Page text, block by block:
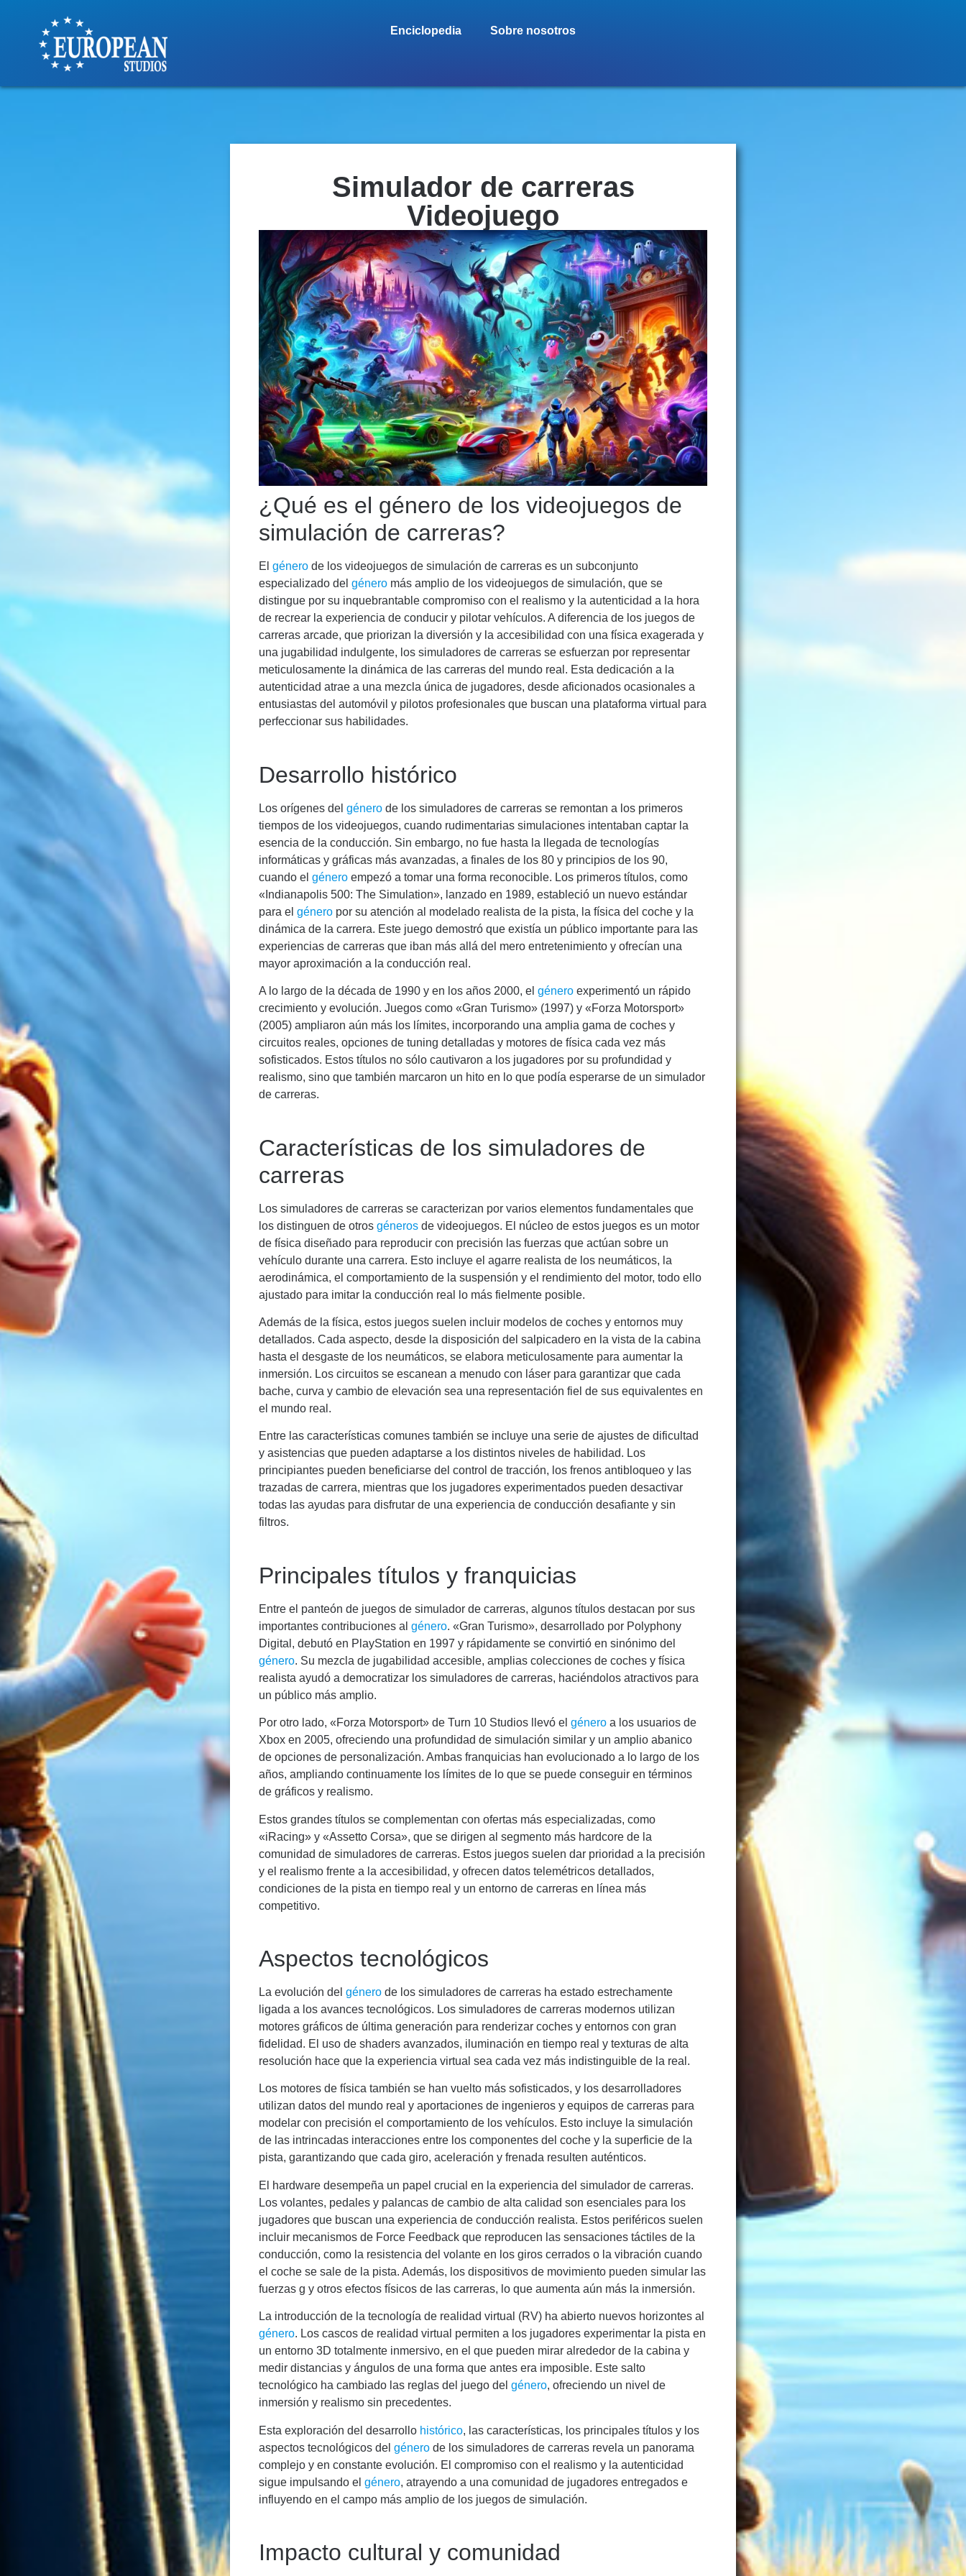
Enciclopedia Sobre nosotros
Simulador de carreras
Videojuego
¿Qué es el género de los videojuegos de
simulación de carreras?
Elgénero de los videojuegos de simulación de carreras es un subconjunto
especializado delgénero más amplio de los videojuegos de simulación, que se
distingue por su inquebrantable compromiso con el realismo y la autenticidad a la hora
de recrear la experiencia de conducir y pilotar vehículos. A diferencia de los juegos de
carreras arcade, que priorizan la diversión y la accesibilidad con una física exagerada y
una jugabilidad indulgente, los simuladores de carreras se esfuerzan por representar
meticulosamente la dinámica de las carreras del mundo real. Esta dedicación a la
autenticidad atrae a una mezcla única de jugadores, desde aficionados ocasionales a
entusiastas del automóvil y pilotos profesionales que buscan una plataforma virtual para
perfeccionar sus habilidades.
Desarrollo histórico
Los orígenes delgénero de los simuladores de carreras se remontan a los primeros
tiempos de los videojuegos, cuando rudimentarias simulaciones intentaban captar la
esencia de la conducción. Sin embargo, no fue hasta la llegada de tecnologías
informáticas y gráficas más avanzadas, a finales de los 80 y principios de los 90,
cuando elgénero empezó a tomar una forma reconocible. Los primeros títulos, como
«Indianapolis 500: The Simulation», lanzado en 1989, estableció un nuevo estándar
para elgénero por su atención al modelado realista de la pista, la física del coche y la
dinámica de la carrera. Este juego demostró que existía un público importante para las
experiencias de carreras que iban más allá del mero entretenimiento y ofrecían una
mayor aproximación a la conducción real.
A lo largo de la década de 1990 y en los años 2000, elgénero experimentó un rápido
crecimiento y evolución. Juegos como «Gran Turismo» (1997) y «Forza Motorsport»
(2005) ampliaron aún más los límites, incorporando una amplia gama de coches y
circuitos reales, opciones de tuning detalladas y motores de física cada vez más
sofisticados. Estos títulos no sólo cautivaron a los jugadores por su profundidad y
realismo, sino que también marcaron un hito en lo que podía esperarse de un simulador
de carreras.
Características de los simuladores de
carreras
Los simuladores de carreras se caracterizan por varios elementos fundamentales que
los distinguen de otrosgéneros de videojuegos. El núcleo de estos juegos es un motor
de física diseñado para reproducir con precisión las fuerzas que actúan sobre un
vehículo durante una carrera. Esto incluye el agarre realista de los neumáticos, la
aerodinámica, el comportamiento de la suspensión y el rendimiento del motor, todo ello
ajustado para imitar la conducción real lo más fielmente posible.
Además de la física, estos juegos suelen incluir modelos de coches y entornos muy
detallados. Cada aspecto, desde la disposición del salpicadero en la vista de la cabina
hasta el desgaste de los neumáticos, se elabora meticulosamente para aumentar la
inmersión. Los circuitos se escanean a menudo con láser para garantizar que cada
bache, curva y cambio de elevación sea una representación fiel de sus equivalentes en
el mundo real.
Entre las características comunes también se incluye una serie de ajustes de dificultad
y asistencias que pueden adaptarse a los distintos niveles de habilidad. Los
principiantes pueden beneficiarse del control de tracción, los frenos antibloqueo y las
trazadas de carrera, mientras que los jugadores experimentados pueden desactivar
todas las ayudas para disfrutar de una experiencia de conducción desafiante y sin
filtros.
Principales títulos y franquicias
Entre el panteón de juegos de simulador de carreras, algunos títulos destacan por sus
importantes contribuciones algénero. «Gran Turismo», desarrollado por Polyphony
Digital, debutó en PlayStation en 1997 y rápidamente se convirtió en sinónimo del
género. Su mezcla de jugabilidad accesible, amplias colecciones de coches y física
realista ayudó a democratizar los simuladores de carreras, haciéndolos atractivos para
un público más amplio.
Por otro lado, «Forza Motorsport» de Turn 10 Studios llevó elgénero a los usuarios de
Xbox en 2005, ofreciendo una profundidad de simulación similar y un amplio abanico
de opciones de personalización. Ambas franquicias han evolucionado a lo largo de los
años, ampliando continuamente los límites de lo que se puede conseguir en términos
de gráficos y realismo.
Estos grandes títulos se complementan con ofertas más especializadas, como
«iRacing» y «Assetto Corsa», que se dirigen al segmento más hardcore de la
comunidad de simuladores de carreras. Estos juegos suelen dar prioridad a la precisión
y el realismo frente a la accesibilidad, y ofrecen datos telemétricos detallados,
condiciones de la pista en tiempo real y un entorno de carreras en línea más
competitivo.
Aspectos tecnológicos
La evolución delgénero de los simuladores de carreras ha estado estrechamente
ligada a los avances tecnológicos. Los simuladores de carreras modernos utilizan
motores gráficos de última generación para renderizar coches y entornos con gran
fidelidad. El uso de shaders avanzados, iluminación en tiempo real y texturas de alta
resolución hace que la experiencia virtual sea cada vez más indistinguible de la real.
Los motores de física también se han vuelto más sofisticados, y los desarrolladores
utilizan datos del mundo real y aportaciones de ingenieros y equipos de carreras para
modelar con precisión el comportamiento de los vehículos. Esto incluye la simulación
de las intrincadas interacciones entre los componentes del coche y la superficie de la
pista, garantizando que cada giro, aceleración y frenada resulten auténticos.
El hardware desempeña un papel crucial en la experiencia del simulador de carreras.
Los volantes, pedales y palancas de cambio de alta calidad son esenciales para los
jugadores que buscan una experiencia de conducción realista. Estos periféricos suelen
incluir mecanismos de Force Feedback que reproducen las sensaciones táctiles de la
conducción, como la resistencia del volante en los giros cerrados o la vibración cuando
el coche se sale de la pista. Además, los dispositivos de movimiento pueden simular las
fuerzas g y otros efectos físicos de las carreras, lo que aumenta aún más la inmersión.
La introducción de la tecnología de realidad virtual (RV) ha abierto nuevos horizontes al
género. Los cascos de realidad virtual permiten a los jugadores experimentar la pista en
un entorno 3D totalmente inmersivo, en el que pueden mirar alrededor de la cabina y
medir distancias y ángulos de una forma que antes era imposible. Este salto
tecnológico ha cambiado las reglas del juego delgénero, ofreciendo un nivel de
inmersión y realismo sin precedentes.
Esta exploración del desarrollo histórico, las características, los principales títulos y los
aspectos tecnológicos delgénero de los simuladores de carreras revela un panorama
complejo y en constante evolución. El compromiso con el realismo y la autenticidad
sigue impulsando elgénero, atrayendo a una comunidad de jugadores entregados e
influyendo en el campo más amplio de los juegos de simulación.
Impacto cultural y comunidad